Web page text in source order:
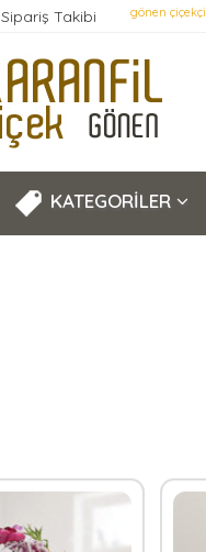
gönen çiçekçi
Sipariş Takibi
KATEGORİLER